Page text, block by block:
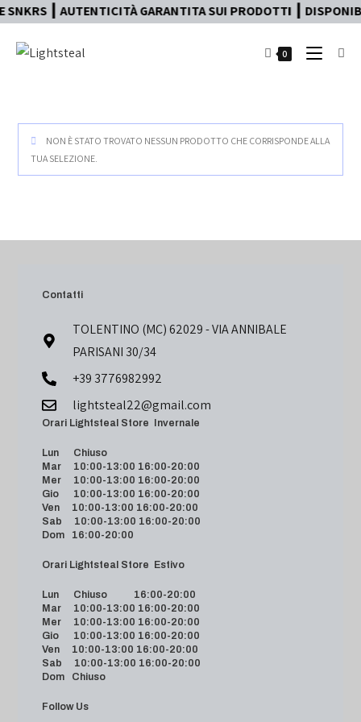
┃ AUTENTICITÀ GARANTITA SUI PRODOTTI ┃
0
NON È STATO TROVATO NESSUN PRODOTTO CHE CORRISPONDE ALLA
TUA SELEZIONE.
Contatti
TOLENTINO (MC) 62029 - VIA ANNIBALE
PARISANI 30/34
+39 3776982992
lightsteal22@gmail.com
Orari Lightsteal Store Invernale
Lun Chiuso
Mar 10:00-13:00 16:00-20:00
Mer 10:00-13:00 16:00-20:00
Gio 10:00-13:00 16:00-20:00
Ven 10:00-13:00 16:00-20:00
Sab 10:00-13:00 16:00-20:00
Dom 16:00-20:00
Orari Lightsteal Store Estivo
Lun Chiuso 16:00-20:00
Mar 10:00-13:00 16:00-20:00
Mer 10:00-13:00 16:00-20:00
Gio 10:00-13:00 16:00-20:00
Ven 10:00-13:00 16:00-20:00
Sab 10:00-13:00 16:00-20:00
Dom Chiuso
Follow Us